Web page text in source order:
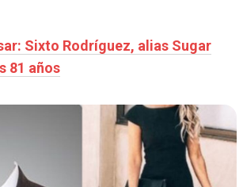
Sixto Rodríguez, alias Sugar
81 años